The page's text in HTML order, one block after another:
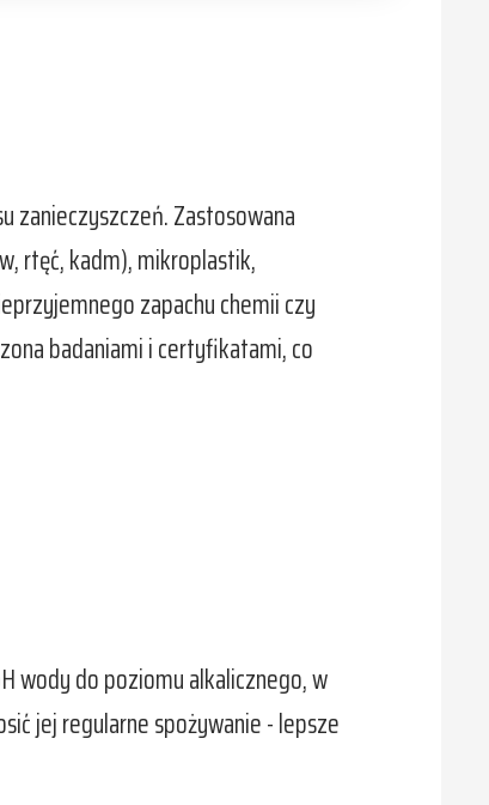
zanieczyszczeń. Zastosowana
rtęć, kadm), mikroplastik,
zapachu chemii czy
badaniami i certyfikatami, co
wody do poziomu alkalicznego, w
jej regularne spożywanie - lepsze